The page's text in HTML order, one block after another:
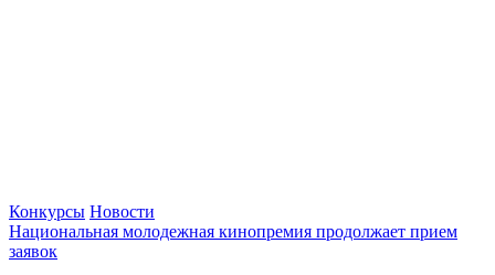
Конкурсы Новости
Национальная молодежная кинопремия продолжает прием
заявок